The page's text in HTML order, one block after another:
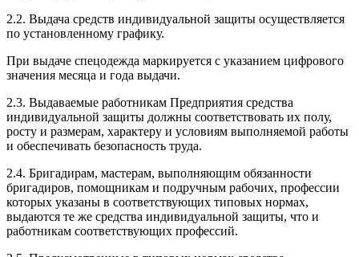
2.2. Выдача средств индивидуальной защиты осуществляется
по установленному графику.
При выдаче спецодежда маркируется с указанием цифрового
значения месяца и года выдачи.
2.3. Выдаваемые работникам Предприятия средства
индивидуальной защиты должны соответствовать их полу,
росту и размерам, характеру и условиям выполняемой работы
и обеспечивать безопасность труда.
2.4. Бригадирам, мастерам, выполняющим обязанности
бригадиров, помощникам и подручным рабочих, профессии
которых указаны в соответствующих типовых нормах,
выдаются те же средства индивидуальной защиты, что и
работникам соответствующих профессий.